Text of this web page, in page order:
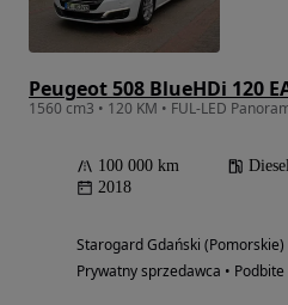
100 000 km Diesel
2018
Starogard Gdański (Pomorskie)
Prywatny sprzedawca • Podbite